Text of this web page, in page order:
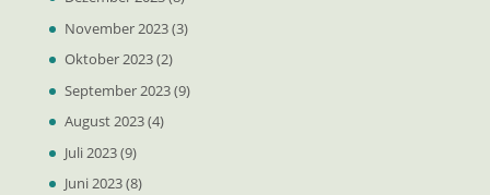
November 2023(3)
Oktober 2023(2)
September 2023(9)
August 2023(4)
Juli 2023(9)
Juni 2023(8)